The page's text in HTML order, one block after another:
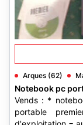
Arques (62)
Notebook pc
Vends : *
portable